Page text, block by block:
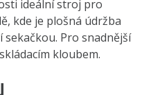
ideální stroj pro
kde je plošná údržba
Pro snadnější
kloubem.